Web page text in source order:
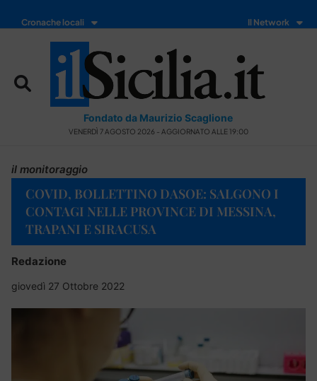
Cronache locali Il Network
Fondato da Maurizio Scaglione
VENERDÌ 7 AGOSTO 2026 - AGGIORNATO ALLE 19:00
il monitoraggio
COVID, BOLLETTINO DASOE: SALGONO I
CONTAGI NELLE PROVINCE DI MESSINA,
TRAPANI E SIRACUSA
Redazione
giovedì 27 Ottobre 2022